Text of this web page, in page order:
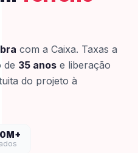
com a Caixa. Taxas a
de 35 anos e liberação
do projeto à